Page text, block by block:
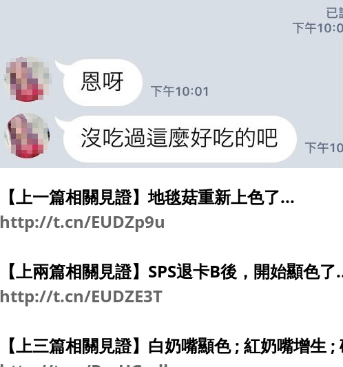
【上一篇相關見證】地毯菇重新上色了...
http://t.cn/EUDZp9u
【上兩篇相關見證】SPS退卡B後，開始顯色了
http://t.cn/EUDZE3T
【上三篇相關見證】白奶嘴顯色 ; 紅奶嘴增生